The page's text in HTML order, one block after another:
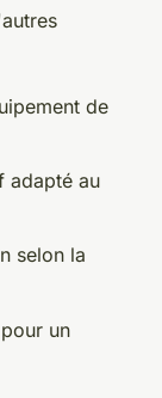
de
adapté au
selon la
un